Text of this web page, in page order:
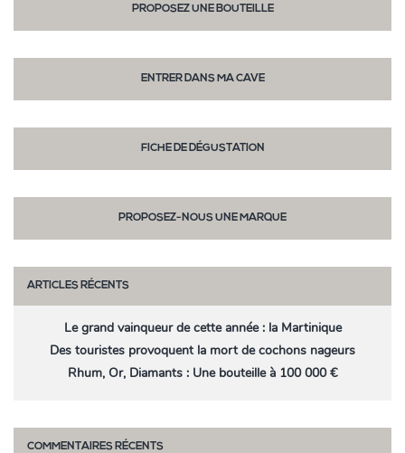
PROPOSEZ UNE BOUTEILLE
ENTRER DANS MA CAVE
FICHE DE DÉGUSTATION
PROPOSEZ-NOUS UNE MARQUE
ARTICLES RÉCENTS
Le grand vainqueur de cette année : la Martinique
Des touristes provoquent la mort de cochons nageurs
Rhum, Or, Diamants : Une bouteille à 100 000 €
COMMENTAIRES RÉCENTS